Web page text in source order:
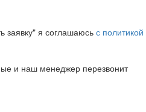
заявку" я соглашаюсь с политикой
и наш менеджер перезвонит